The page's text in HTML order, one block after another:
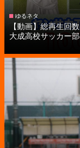
ゆるネタ
【動画】総再生回
大成高校サッカー